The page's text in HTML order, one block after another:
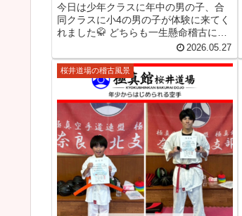
今日は少年クラスに年中の男の子、合
同クラスに小4の男の子が体験に来てく
れました🥋 どちらも一生懸命稽古に参
加してくれていました✨ 極真館奈良県
北支部 桜井道場では、2週間無料体験を
受付中です！ 「空手に興味はあるけど
続けられるか不安…」とい...
2026.05.27
桜井道場の稽古風景